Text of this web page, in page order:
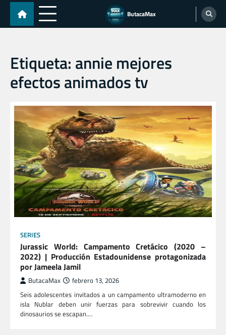
Skip
content
ButacaMax
Etiqueta: annie mejores
efectos animados tv
SERIES
Jurassic World: Campamento Cretácico (2020 –
2022) | Producción Estadounidense protagonizada
por Jameela Jamil
ButacaMax febrero 13, 2026
Seis adolescentes invitados a un campamento ultramoderno en
isla Nublar deben unir fuerzas para sobrevivir cuando los
dinosaurios se escapan.…